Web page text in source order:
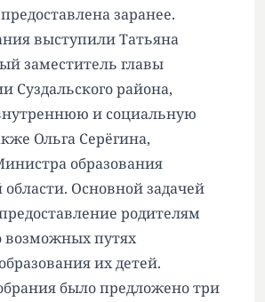
заранее.
выступили Татьяна
заместитель главы
Суздальского района,
и социальную
Ольга Серёгина,
образования
Основной задачей
родителям
путях
их детей.
было предложено три